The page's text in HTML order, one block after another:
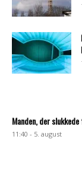
Manden, der
11:40 - 5. august